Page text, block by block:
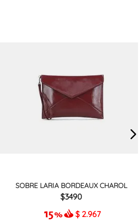
SOBRE LARIA BORDEAUX CHAROL
3490
$ 2.967